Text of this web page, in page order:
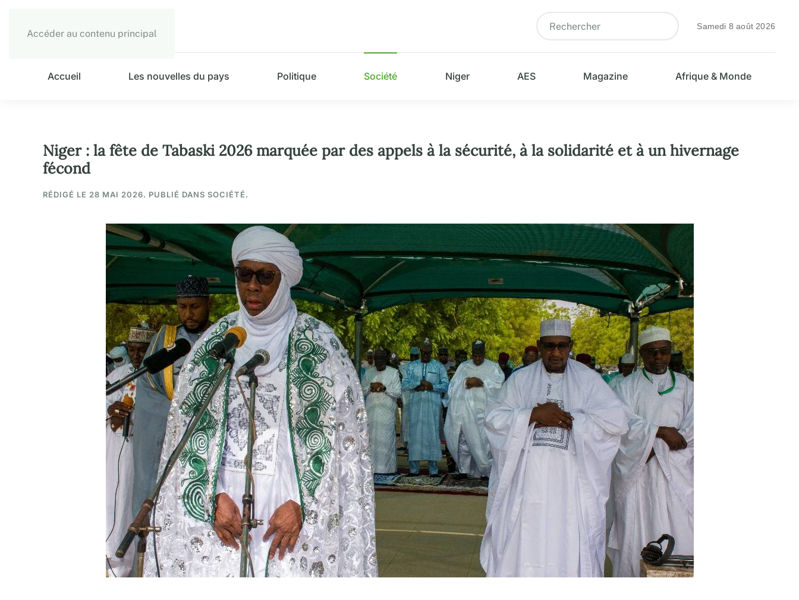
Accéder au contenu principal
Samedi 8 août 2026
Accueil Les nouvelles du pays Politique Société Niger AES Magazine Afrique & Monde
Niger : la fête de Tabaski 2026 marquée par des appels à la sécurité, à la solidarité et à un hivernage
fécond
RÉDIGÉ LE 28 MAI 2026. PUBLIÉ DANS SOCIÉTÉ.